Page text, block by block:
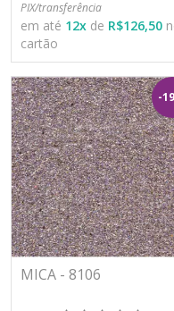
PIX/transferência
em até 12x de R$126,50
cartão
-
MICA - 8106